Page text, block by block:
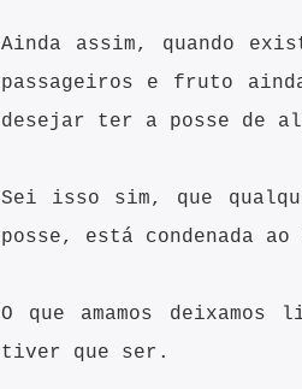
Ainda assim, quando
passageiros e fruto
desejar ter a posse de
Sei isso sim, que
posse, está condenada
O que amamos
tiver que ser.